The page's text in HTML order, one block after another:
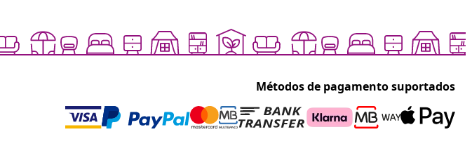
Métodos de pagamento suportados